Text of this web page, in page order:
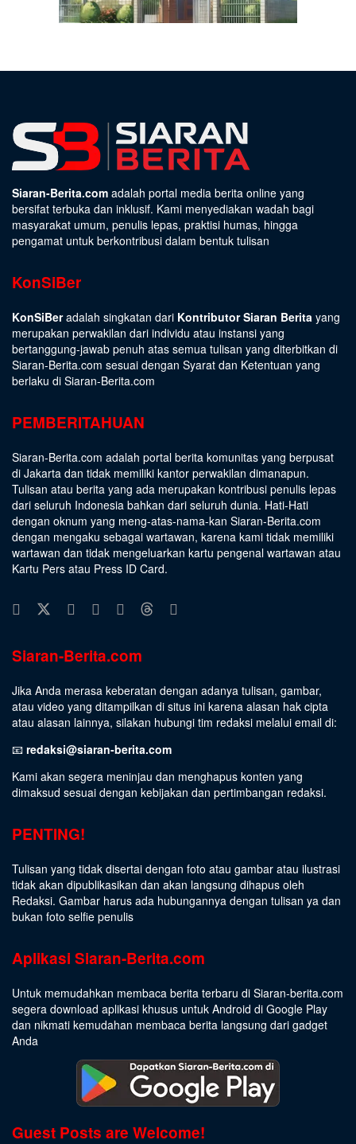
Siaran-Berita.com adalah portal media berita online yang
bersifat terbuka dan inklusif. Kami menyediakan wadah bagi
masyarakat umum, penulis lepas, praktisi humas, hingga
pengamat untuk berkontribusi dalam bentuk tulisan
KonSiBer
KonSiBeradalah singkatan dari Kontributor Siaran Berita yang
merupakan perwakilan dari individu atau instansi yang
bertanggung-jawab penuh atas semua tulisan yang diterbitkan di
Siaran-Berita.com sesuai dengan Syarat dan Ketentuan yang
berlaku di Siaran-Berita.com
PEMBERITAHUAN
Siaran-Berita.com adalah portal berita komunitas yang berpusat
di Jakarta dan tidak memiliki kantor perwakilan dimanapun.
Tulisan atau berita yang ada merupakan kontribusi penulis lepas
dari seluruh Indonesia bahkan dari seluruh dunia. Hati-Hati
dengan oknum yang meng-atas-nama-kan Siaran-Berita.com
dengan mengaku sebagai wartawan, karena kami tidak memiliki
wartawan dan tidak mengeluarkan kartu pengenal wartawan atau
Kartu Pers atau Press ID Card.
Siaran-Berita.com
Jika Anda merasa keberatan dengan adanya tulisan, gambar,
atau video yang ditampilkan di situs ini karena alasan hak cipta
atau alasan lainnya, silakan hubungi tim redaksi melalui email di:
📧 redaksi@siaran-berita.com
Kami akan segera meninjau dan menghapus konten yang
dimaksud sesuai dengan kebijakan dan pertimbangan redaksi.
PENTING!
Tulisan yang tidak disertai dengan foto atau gambar atau ilustrasi
tidak akan dipublikasikan dan akan langsung dihapus oleh
Redaksi. Gambar harus ada hubungannya dengan tulisan ya dan
bukan foto selfie penulis
Aplikasi Siaran-Berita.com
Untuk memudahkan membaca berita terbaru di Siaran-berita.com
segera download aplikasi khusus untuk Android di Google Play
dan nikmati kemudahan membaca berita langsung dari gadget
Anda
Guest Posts are Welcome!